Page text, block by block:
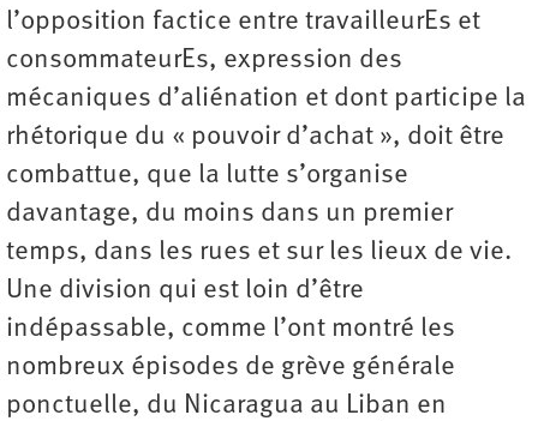
l’opposition factice entre travailleurEs et
consommateurEs, expression des
mécaniques d’aliénation et dont participe la
rhétorique du « pouvoir d’achat », doit être
combattue, que la lutte s’organise
davantage, du moins dans un premier
temps, dans les rues et sur les lieux de vie.
Une division qui est loin d’être
indépassable, comme l’ont montré les
nombreux épisodes de grève générale
ponctuelle, du Nicaragua au Liban en